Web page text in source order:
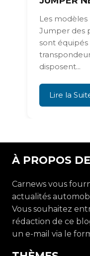
Les
Jumper des
sont équipés
disposent...
Lire la
À PROPOS
Carnews vous
actualités
Vous souhaitez
rédaction de ce
un e-mail via le